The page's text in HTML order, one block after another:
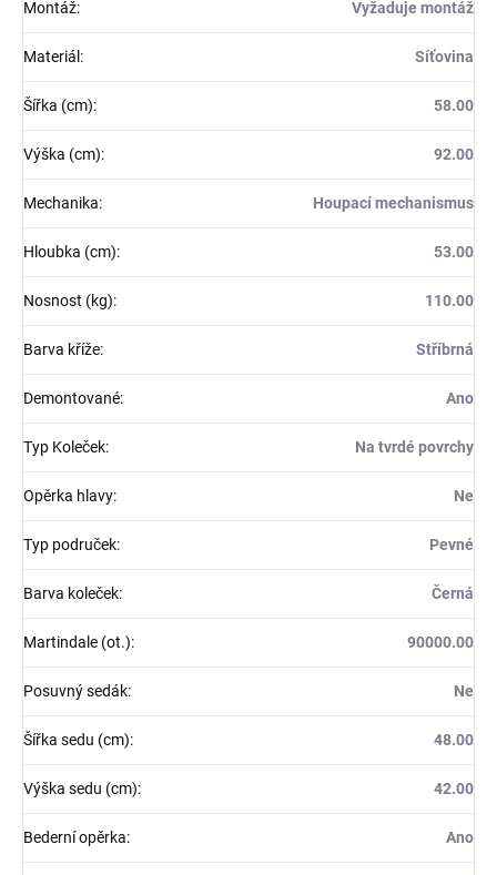
Montáž: Vyžaduje montáž
Materiál : Síťovina
Šířka (cm): 58.00
Výška (cm): 92.00
Mechanika: Houpací mechanismus
Hloubka (cm): 53.00
Nosnost (kg): 110.00
Barva kříže: Stříbrná
Demontované: Ano
Typ Koleček: Na tvrdé povrchy
Opěrka hlavy: Ne
Typ područek: Pevné
Barva koleček: Černá
Martindale (ot.): 90000.00
Posuvný sedák: Ne
Šířka sedu (cm): 48.00
Výška sedu (cm): 42.00
Bederní opěrka: Ano